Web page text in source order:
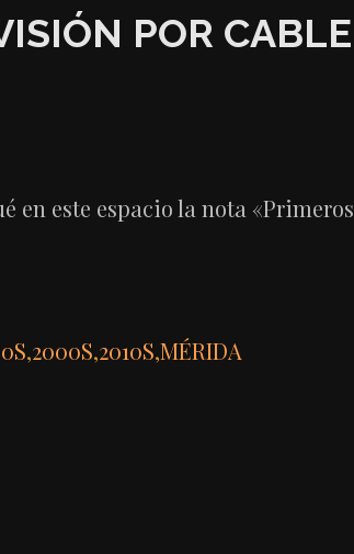
POR CABLE
en este espacio la nota «Primeros
,2000S,2010S,MÉRIDA